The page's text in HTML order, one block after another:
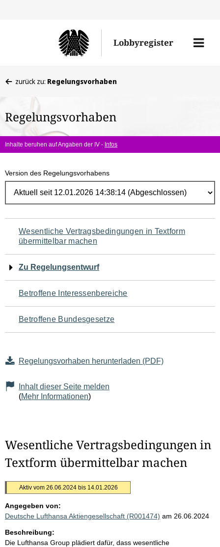
Lobbyregister
Menü
befinden
hier:
zurück zu: Regelungsvorhaben
Regelungsvorhaben
Inhalte beruhen auf Angaben der IV - Infos
Version des Regelungsvorhabens
Navigation
für
den
Seiteninhalt
Wesentliche Vertragsbedingungen in Textform
übermittelbar machen
Zu Regelungsentwurf
Betroffene Interessenbereiche
Betroffene Bundesgesetze
Regelungsvorhaben herunterladen (PDF)
Inhalt dieser Seite melden
(Mehr Informationen)
Wesentliche Vertragsbedingungen in
Textform übermittelbar machen
Aktiv vom 26.06.2024 bis 14.01.2026
Angegeben von:
Deutsche Lufthansa Aktiengesellschaft (R001474) am 26.06.2024
Beschreibung:
Die Lufthansa Group plädiert dafür, dass wesentliche